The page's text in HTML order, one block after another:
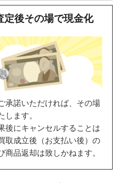
定後その場で現金化
承諾いただければ、その場
します。
後にキャンセルすることは
取成立後（お支払い後）の
商品返却は致しかねます。